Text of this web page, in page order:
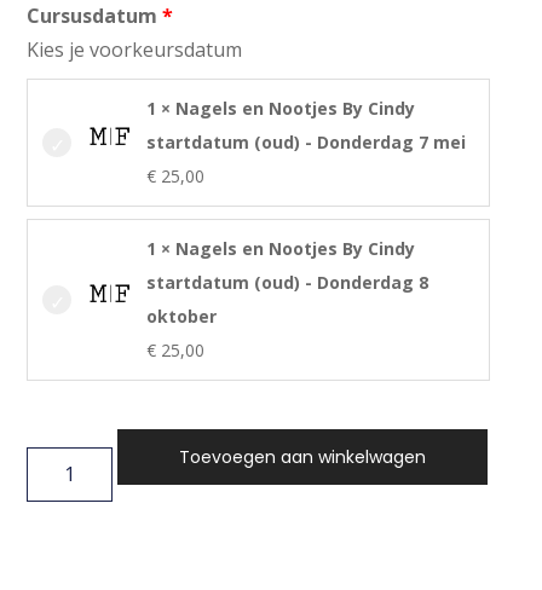
Cursusdatum
Kies je voorkeursdatum
1 × Nagels en Nootjes By Cindy
startdatum (oud) - Donderdag 7 mei
€ 25,00
1 × Nagels en Nootjes By Cindy
startdatum (oud) - Donderdag 8
oktober
€ 25,00
Toevoegen aan winkelwagen